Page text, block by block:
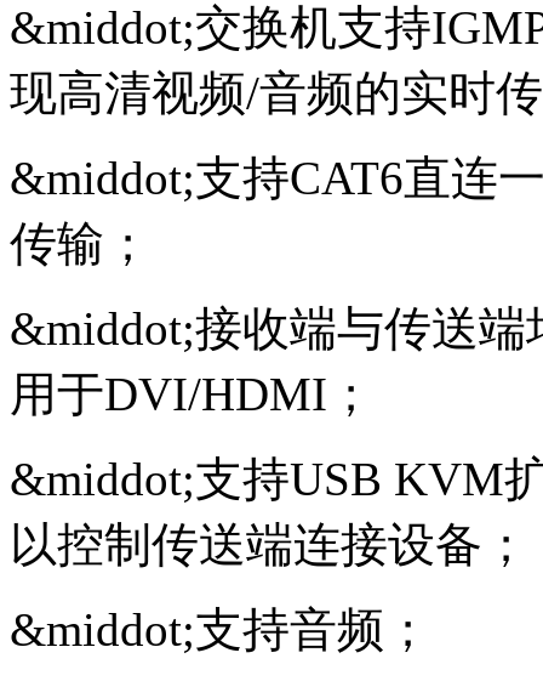
&middot;交换机支持
现高清视频/音频的实时
&middot;支持CAT6直连
传输；
&middot;接收端与传送
用于DVI/HDMI；
&middot;支持USB KVM
以控制传送端连接设备；
&middot;支持音频；